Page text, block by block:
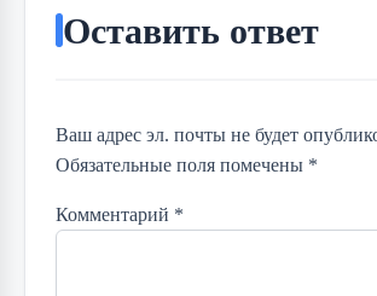
Оставить ответ
Ваш адрес эл. почты не будет
Обязательные поля помечены *
Комментарий *